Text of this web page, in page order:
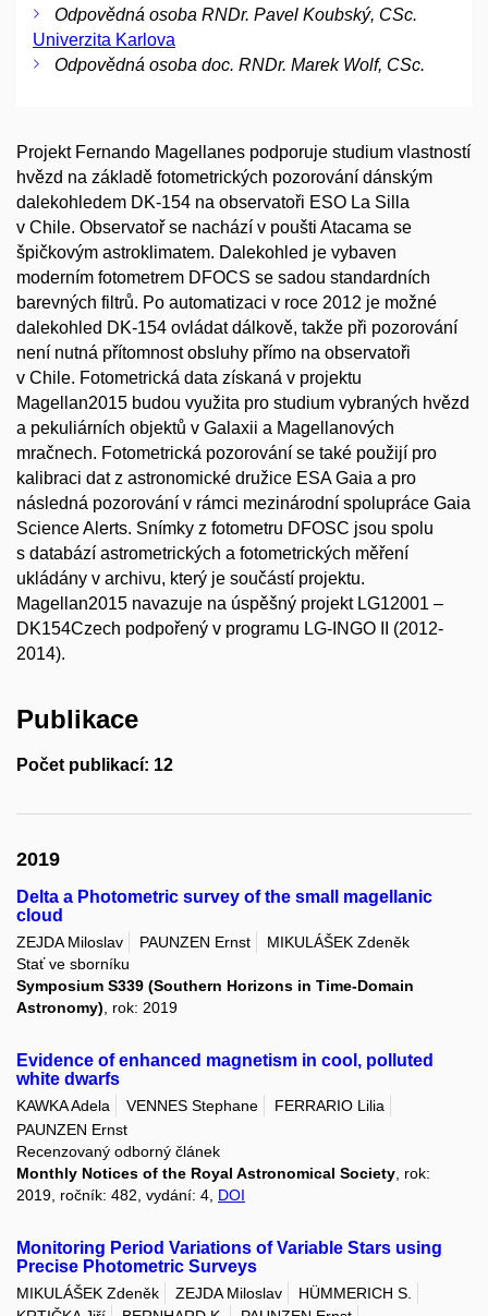
Odpovědná osoba RNDr. Pavel Koubský, CSc.
Univerzita Karlova
Odpovědná osoba doc. RNDr. Marek Wolf, CSc.
Projekt Fernando Magellanes podporuje studium vlastností
hvězd na základě fotometrických pozorování dánským
dalekohledem DK-154 na observatoři ESO La Silla
v Chile. Observatoř se nachází v poušti Atacama se
špičkovým astroklimatem. Dalekohled je vybaven
moderním fotometrem DFOCS se sadou standardních
barevných filtrů. Po automatizaci v roce 2012 je možné
dalekohled DK-154 ovládat dálkově, takže při pozorování
není nutná přítomnost obsluhy přímo na observatoři
v Chile. Fotometrická data získaná v projektu
Magellan2015 budou využita pro studium vybraných hvězd
a pekuliárních objektů v Galaxii a Magellanových
mračnech. Fotometrická pozorování se také použijí pro
kalibraci dat z astronomické družice ESA Gaia a pro
následná pozorování v rámci mezinárodní spolupráce Gaia
Science Alerts. Snímky z fotometru DFOSC jsou spolu
s databází astrometrických a fotometrických měření
ukládány v archivu, který je součástí projektu.
Magellan2015 navazuje na úspěšný projekt LG12001 –
DK154Czech podpořený v programu LG-INGO II (2012-
2014).
Publikace
Počet publikací: 12
2019
Delta a Photometric survey of the small magellanic
cloud
ZEJDA Miloslav PAUNZEN Ernst
MIKULÁŠEK Zdeněk
Stať ve sborníku
Symposium S339 (Southern Horizons in Time-Domain
Astronomy) , rok: 2019
Evidence of enhanced magnetism in cool, polluted
white dwarfs
KAWKA Adela VENNES Stephane
FERRARIO Lilia
PAUNZEN Ernst
Recenzovaný odborný článek
Monthly Notices of the Royal Astronomical Society , rok:
2019, ročník: 482, vydání: 4, DOI
Monitoring Period Variations of Variable Stars using
Precise Photometric Surveys
MIKULÁŠEK Zdeněk ZEJDA Miloslav
HÜMMERICH S.